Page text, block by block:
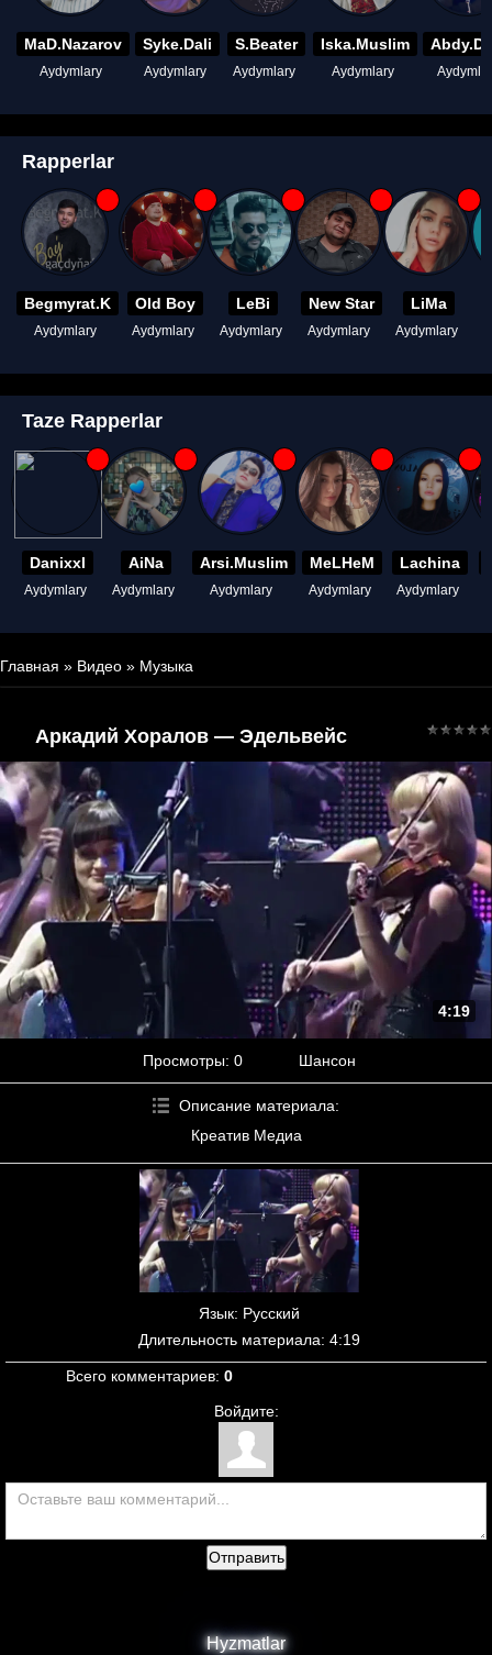
MaD.Nazarov
Aydymlary
Syke.Dali
Aydymlary
S.Beater
Aydymlary
Iska.Muslim
Aydymlary
Rapperlar
Begmyrat.K
Aydymlary
Old Boy
Aydymlary
LeBi
Aydymlary
New Star
Aydymlary
LiMa
Aydymlary
Taze Rapperlar
Danixxl
Aydymlary
AiNa
Aydymlary
Arsi.Muslim
Aydymlary
MeLHeM
Aydymlary
Lachina
Aydymlary
Главная » Видео » Музыка
Аркадий Хоралов — Эдельвейс
4:19
Просмотры: 0 Шансон
Описание материала:
Креатив Медиа
Язык: Русский
Длительность материала: 4:19
Всего комментариев: 0
Войдите:
Отправить
Hyzmatlar